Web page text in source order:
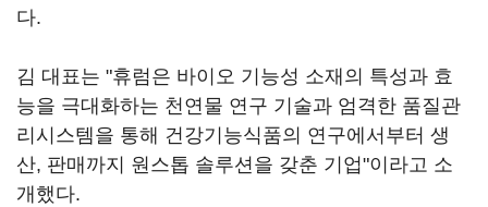
다.
김 대표는 "휴럼은 바이오 기능성 소재의 특성과 효
능을 극대화하는 천연물 연구 기술과 엄격한 품질관
리시스템을 통해 건강기능식품의 연구에서부터 생
산, 판매까지 원스톱 솔루션을 갖춘 기업"이라고 소
개했다.